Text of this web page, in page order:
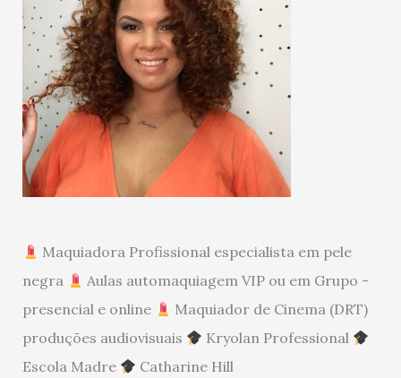
Maquiadora Profissional especialista em pele
negra
Aulas automaquiagem VIP ou em Grupo -
presencial e online
Maquiador de Cinema (DRT)
produções audiovisuais
Kryolan Professional
Escola Madre
Catharine Hill